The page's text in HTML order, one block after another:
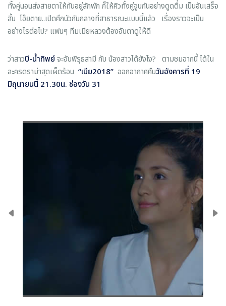
ทั้งคู่นอนส่งสายตาให้กันอยู่สักพัก ก็ให้คิวทั้งคู่จูบกันอย่างดูดดื่ม เป็นอันเสร็จ
สิ้น โอ๊ยตาย..เปิดศึกนัวกันกลางที่สาธารณะแบบนี้แล้ว เรื่องราวจะเป็น
อย่างไรต่อไป? แฟนๆ ทีมเมียหลวงต้องจับตาดูให้ดี
ว่าสาวบี-น้ำทิพย์จะจับพิรุธสามี กับ น้องสาวได้ยังไง? ตามชมฉากนี้ ได้ใน
ละครดราม่าสุดเผ็ดร้อน “เมีย2018” ออกอากาศคืนวันอังคารที่ 19
มิถุนายนนี้ 21.30น. ช่องวัน 31